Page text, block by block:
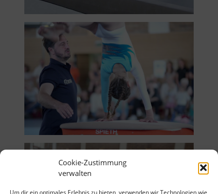
Cookie-Zustimmung
verwalten
Um dir ein optimales Erlebnis zu bieten, verwenden wir Technologien wie